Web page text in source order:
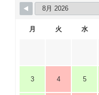
月 火 水
3 4 5